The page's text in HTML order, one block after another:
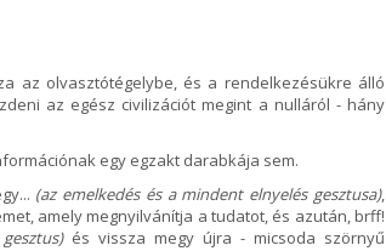
az olvasztótégelybe, és a rendelkezésükre álló
az egész civilizációt megint a nulláról - hány
egy egzakt darabkája sem.
(az emelkedés és a mindent elnyelés gesztusa),
amely megnyilvánítja a tudatot, és azután, brff!
és vissza megy újra - micsoda szörnyű